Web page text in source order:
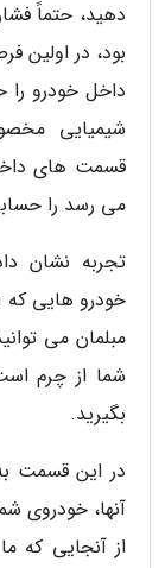
دهید، حتماً
بود، در اولین
داخل خودرو را
شیمیایی
قسمت های
می رسد را
تجربه نشان
خودرو هایی که
مبلمان می
شما از چرم
بگیرید.
در این قسمت
آنها، خودروی
از آنجایی که